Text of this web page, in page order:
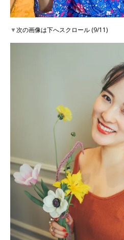
▼次の画像は下へスクロール (9/11)